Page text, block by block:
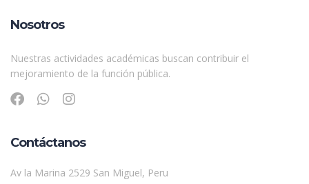
Nosotros
Nuestras actividades académicas buscan contribuir el
mejoramiento de la función pública.
Contáctanos
Av la Marina 2529 San Miguel, Peru